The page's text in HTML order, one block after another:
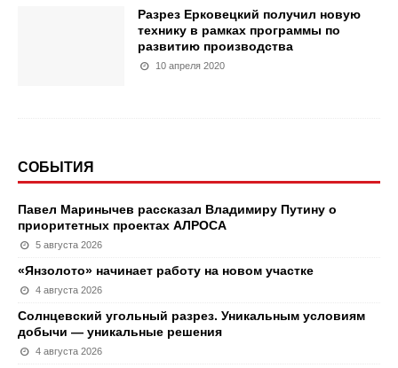
Разрез Ерковецкий получил новую
технику в рамках программы по
развитию производства
10 апреля 2020
СОБЫТИЯ
Павел Маринычев рассказал Владимиру Путину о
приоритетных проектах АЛРОСА
5 августа 2026
«Янзолото» начинает работу на новом участке
4 августа 2026
Солнцевский угольный разрез. Уникальным условиям
добычи — уникальные решения
4 августа 2026